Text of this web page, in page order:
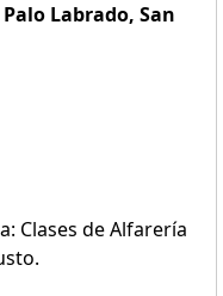
Labrado, San
Clases de Alfarería